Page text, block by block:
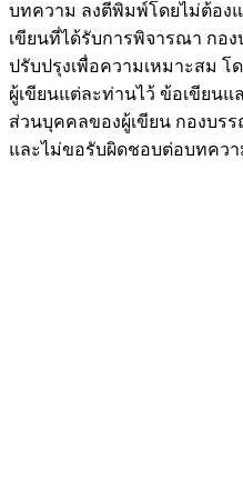
บทความ ลงตีพิมพ์โดยไม่ต้อง
เขียนที่ได้รับการพิจารณา กอ
ปรับปรุงเพื่อความเหมาะสม
ผู้เขียนแต่ละท่านไว้ ข้อเขียน
ส่วนบุคคลของผู้เขียน กองบร
และไม่ขอรับผิดชอบต่อบทคว